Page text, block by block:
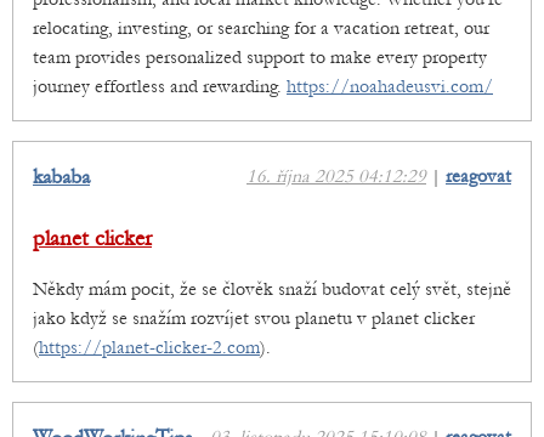
relocating, investing, or searching for a vacation retreat, our
team provides personalized support to make every property
journey effortless and rewarding. https://noahadeusvi.com/
16. října 2025 04:12:29| reagovat
kababa
planet clicker
Někdy mám pocit, že se člověk snaží budovat celý svět, stejně
jako když se snažím rozvíjet svou planetu v planet clicker
(https://planet-clicker-2.com).